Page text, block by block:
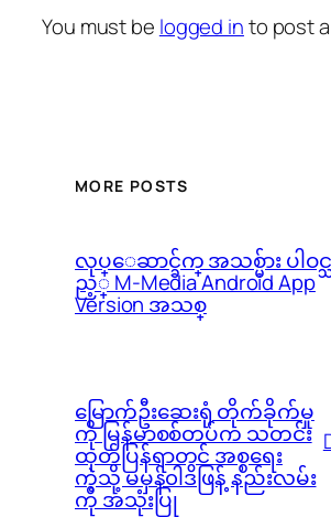
You must be logged into post
MORE POSTS
လုပ္ေဆာင္ခ်က္ အသစ္မ်ား ပါဝင္သ
ည့္ M-Media Android App
Version အသစ္
မြောက်ဦးဆေးရုံ တိုက်ခိုက်မှု
ကို မြန်မာစစ်တပ်က သတင်း
ထုတ်ပြန်ရာတွင် အစ္စရေး
ကဲ့သို့ မမှန်၀ါဒဖြန့် နည်းလမ်း
ကို အသုံးပြု